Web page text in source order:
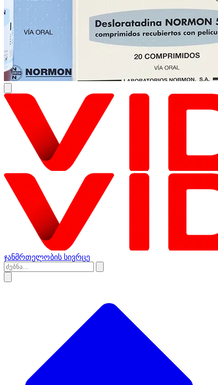
ჯანმრთელობის სივრცე